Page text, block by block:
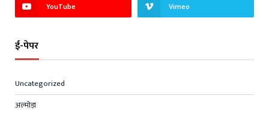
YouTube Vimeo
ई-पेपर
Uncategorized
अल्मोड़ा